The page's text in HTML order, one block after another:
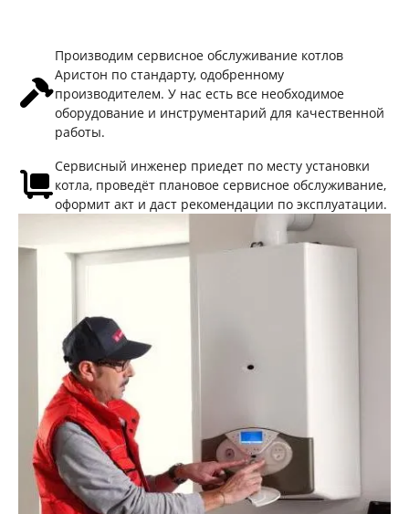
Производим сервисное обслуживание котлов
Аристон по стандарту, одобренному
производителем. У нас есть все необходимое
оборудование и инструментарий для качественной
работы.
Сервисный инженер приедет по месту установки
котла, проведёт плановое сервисное обслуживание,
оформит акт и даст рекомендации по эксплуатации.